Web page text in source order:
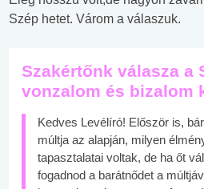
Szép hetet. Várom a válaszuk.
Szakértőnk válasza a
vonzalom és bizalom
Kedves Levélíró! Először is,
múltja az alapján, milyen
tapasztalatai voltak, de ha őt
fogadnod a barátnődet a